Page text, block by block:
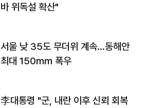
바 위독설 확산"
서울 낮 35도 무더위 계속…동해안
최대 150㎜ 폭우
李대통령 "군, 내란 이후 신뢰 회복